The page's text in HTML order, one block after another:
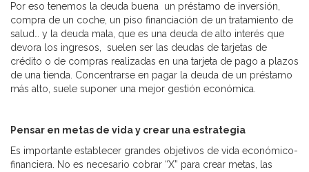
Por eso tenemos la deuda buena un préstamo de inversión,
compra de un coche, un piso financiación de un tratamiento de
salud… y la deuda mala, que es una deuda de alto interés que
devora los ingresos, suelen ser las deudas de tarjetas de
crédito o de compras realizadas en una tarjeta de pago a plazos
de una tienda. Concentrarse en pagar la deuda de un préstamo
más alto, suele suponer una mejor gestión económica.
Pensar en metas de vida y crear una estrategia
Es importante establecer grandes objetivos de vida económico-
financiera. No es necesario cobrar “X” para crear metas, las